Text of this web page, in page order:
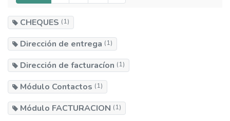
CHEQUES (1)
Dirección de entrega (1)
Dirección de facturacíon (1)
Módulo Contactos (1)
Módulo FACTURACION (1)